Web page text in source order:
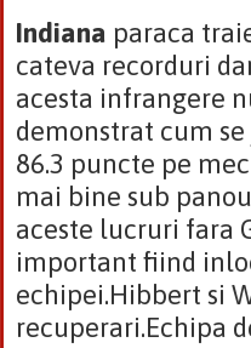
Indiana paraca
cateva recorduri
acesta infrangere
demonstrat cum
86.3 puncte pe
mai bine sub
aceste lucruri fara
important fiind
echipei.Hibbert si
recuperari.Echipa